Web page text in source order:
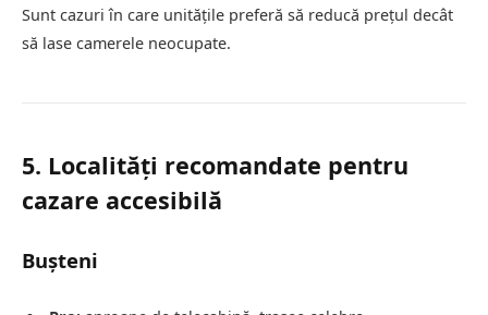
Sunt cazuri în care unitățile preferă să reducă prețul decât
să lase camerele neocupate.
5. Localități recomandate pentru
cazare accesibilă
Bușteni